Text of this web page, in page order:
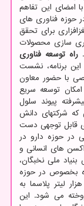
امضای این تفاهم
حوزه فناوری های
برای تحقق
سازی محصولات
راه توسعه فناوری
برنامه، نشست
با حضور معاون
توسعه سریع
پیوند سلول
که شرکتهای دانش
قابل توجهی دست
در حوزه دارو در
های انسانی و
ملی نخبگان،
بخصوص در حوزه
و زیست فناوری تصریح کرد: سالانه ۴۰۰ هزار لیتر پلاسما به
هر لیتر ۱۷۰ یورو فروخته می شود. این